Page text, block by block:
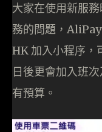
大家在使用新服
務的問題，
HK 加入小程序，
日後更會加入班
有預算。